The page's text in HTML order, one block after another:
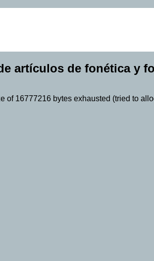
artículos de fonética y
of 16777216 bytes exhausted (tried to